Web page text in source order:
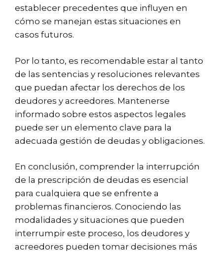
establecer precedentes que influyen en
cómo se manejan estas situaciones en
casos futuros.
Por lo tanto, es recomendable estar al tanto
de las sentencias y resoluciones relevantes
que puedan afectar los derechos de los
deudores y acreedores. Mantenerse
informado sobre estos aspectos legales
puede ser un elemento clave para la
adecuada gestión de deudas y obligaciones.
En conclusión, comprender la interrupción
de la prescripción de deudas es esencial
para cualquiera que se enfrente a
problemas financieros. Conociendo las
modalidades y situaciones que pueden
interrumpir este proceso, los deudores y
acreedores pueden tomar decisiones más